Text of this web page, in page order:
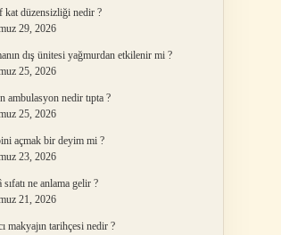
kat düzensizliği nedir ?
29, 2026
dış ünitesi yağmurdan etkilenir mi ?
25, 2026
ambulasyon nedir tıpta ?
25, 2026
açmak bir deyim mi ?
23, 2026
sıfatı ne anlama gelir ?
21, 2026
makyajın tarihçesi nedir ?